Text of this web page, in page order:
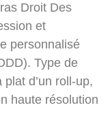
Droit Des
et
personnalisé
Type de
d’un roll-up,
haute résolution